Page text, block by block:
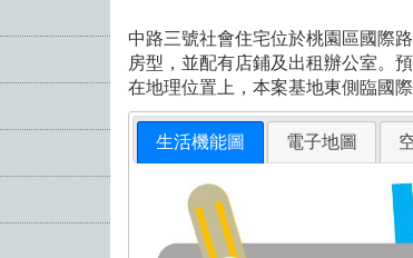
中路三號社會住宅位於桃園區國際
房型，並配有店鋪及出租辦公室。
在地理位置上，本案基地東側臨國
生活機能圖 電子地圖